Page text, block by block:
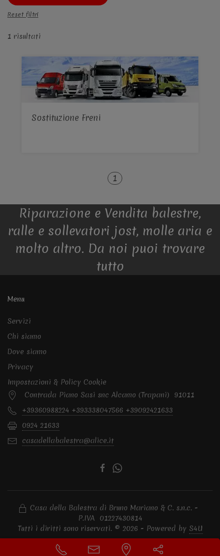
Reset filtri
1 risultati
Sostituzione Freni
1
Riparazione e Vendita balestre,
ralle e sollevatori jost, molle aria e
molto altro. Da noi puoi trovare
tutto
Menu
Servizi
Chi siamo
Dove siamo
Privacy
Impostazioni & Policy Cookie
Contrada Piano Sasi snc Alcamo (Trapani) 91011
+39360988224 +393338047566 +39092421633
0924 21633
casadellabalestra@alice.it
Casa della Balestra di Bruno Mariano & C. s.n.c. -
P.IVA 01227430814
Tutti i diritti sono riservati. © 2026 - Powered by S4U